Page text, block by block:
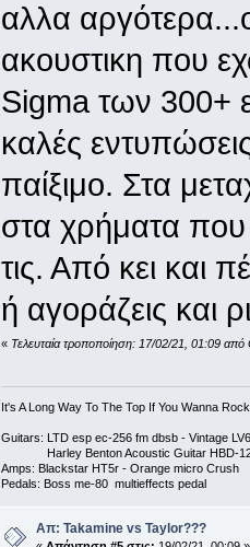
αλλα
ακουστικη που
Sigma των 300+
καλές
παίξιμο. Στα
στα χρήματα που
τις. Από κει και
ή αγοράζεις και
« Τελευταία τροποποίηση: 17/02/21, 01:09 από
It's A Long Way To The Top If You Wanna
Guitars: LTD esp ec-256 fm dbsb - Vintage
Harley Benton Acoustic Guitar HBD-
Amps: Blackstar HT5r - Orange micro Crush
Pedals: Boss me-80 multieffects pedal
Απ: Takamine vs Taylor???